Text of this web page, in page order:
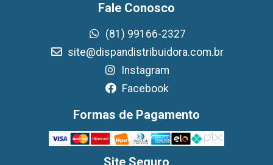
Fale Conosco
(81) 99166-2327
site@dispandistribuidora.com.br
Instagram
Facebook
Formas de Pagamento